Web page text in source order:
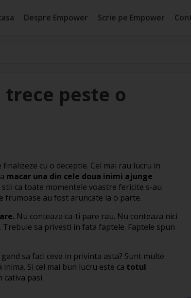
Despre Empower Scrie pe Empower
peste o
cu o deceptie. Cel mai rau lucru in
macar una din cele doua inimi ajunge
ca toate momentele voastre fericite s-au
frumoase au fost aruncate la o parte.
Nu conteaza ca-ti pare rau. Nu conteaza nici
Trebuie sa privesti in fata faptele. Faptele spun
sa faci ceva in privinta asta? Sunt multe
Si cel mai bun lucru este ca totul
cativa pasi.